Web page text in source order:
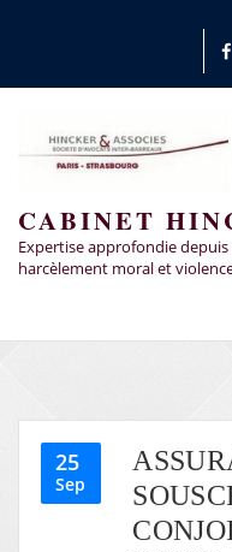
CABINET
Expertise approfondie
harcèlement moral et
25
Sep